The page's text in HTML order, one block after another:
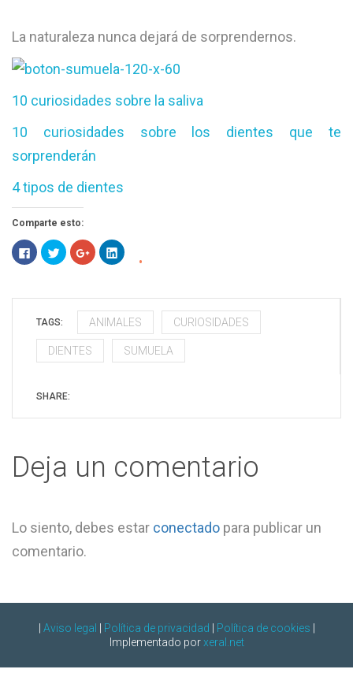
La naturaleza nunca dejará de sorprendernos.
10 curiosidades sobre la saliva
10 curiosidades sobre los dientes que te
sorprenderán
4 tipos de dientes
Comparte esto:
Haz
clic
para
Facebook
abre
en
ventana
nueva)
Haz
clic
para
Twitter
abre
en
ventana
nueva)
Haz
clic
para
Google+
abre
en
una
ventana
nueva)
Haz
clic
LinkedIn
abre
en
una
ventana
nueva)
TAGS: ANIMALES CURIOSIDADES
DIENTES SUMUELA
SHARE:
Deja un comentario
Lo siento, debes estar conectado para publicar un
comentario.
Aviso legal Política de privacidad Política de cookies
Implementado porxeral.net